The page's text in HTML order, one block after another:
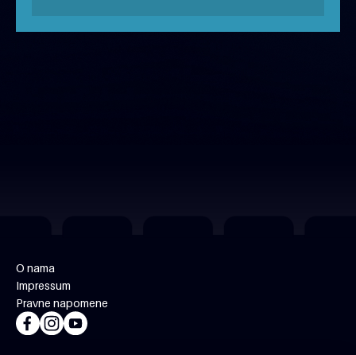
besplatno uz rezervaciju
O nama
Impressum
Pravne napomene